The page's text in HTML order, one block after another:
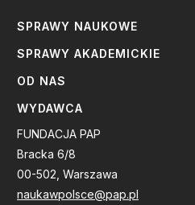
SPRAWY NAUKOWE
SPRAWY AKADEMICKIE
OD NAS
WYDAWCA
FUNDACJA PAP
Bracka 6/8
00-502, Warszawa
naukawpolsce@pap.pl